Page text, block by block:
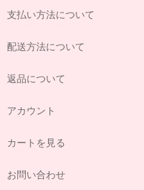
支払い方法について
配送方法について
返品について
アカウント
カートを見る
お問い合わせ